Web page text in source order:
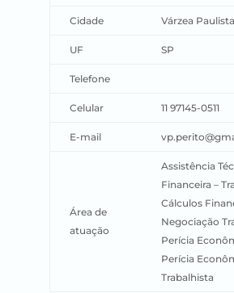
Cidade Várzea Paulista
UF SP
Telefone
Celular 11 97145-0511
E-mail
Área de
atuação
Assistência
Financeira –
Cálculos
Negociação
Perícia
Perícia
Trabalhista